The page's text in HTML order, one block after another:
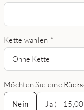
Kette wählen *
Ohne Kette
Möchten Sie eine
Nein
Nein
Ja (+